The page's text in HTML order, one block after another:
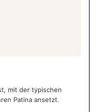
mit der typischen
Patina ansetzt.